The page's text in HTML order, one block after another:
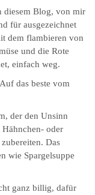
diesem Blog, von mir
für ausgezeichnet
dem flambieren von
und die Rote
einfach weg.
das beste vom
der den Unsinn
oder
Das
wie Spargelsuppe
ganz billig, dafür